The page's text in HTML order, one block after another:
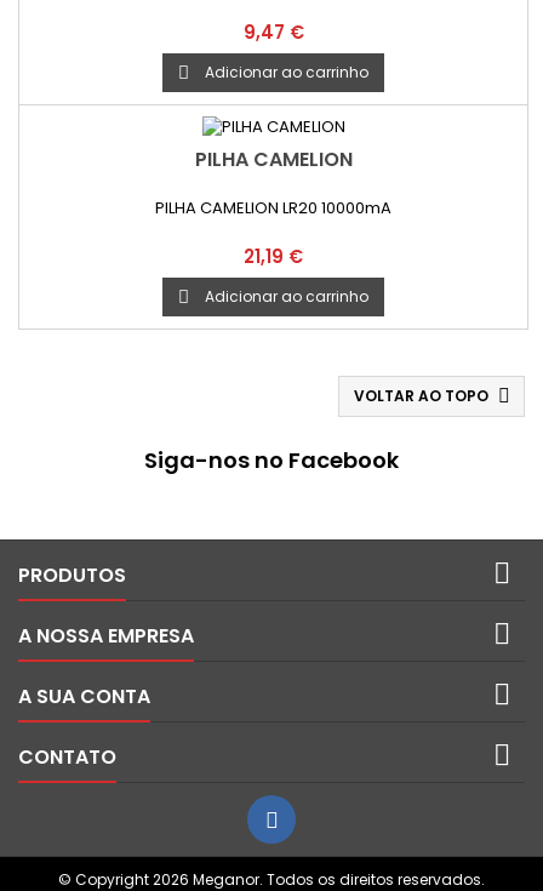
Preço
9,47 €
 Adicionar ao carrinho
PILHA CAMELION
PILHA CAMELION LR20 10000mA
Preço
21,19 €
 Adicionar ao carrinho
VOLTAR AO TOPO 
Siga-nos no Facebook
PRODUTOS 
A NOSSA EMPRESA 
A SUA CONTA 
CONTATO 
© Copyright 2026 Meganor. Todos os direitos reservados.